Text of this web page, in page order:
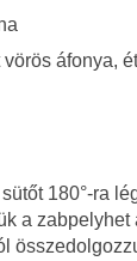
áfonya,
180°-ra
a